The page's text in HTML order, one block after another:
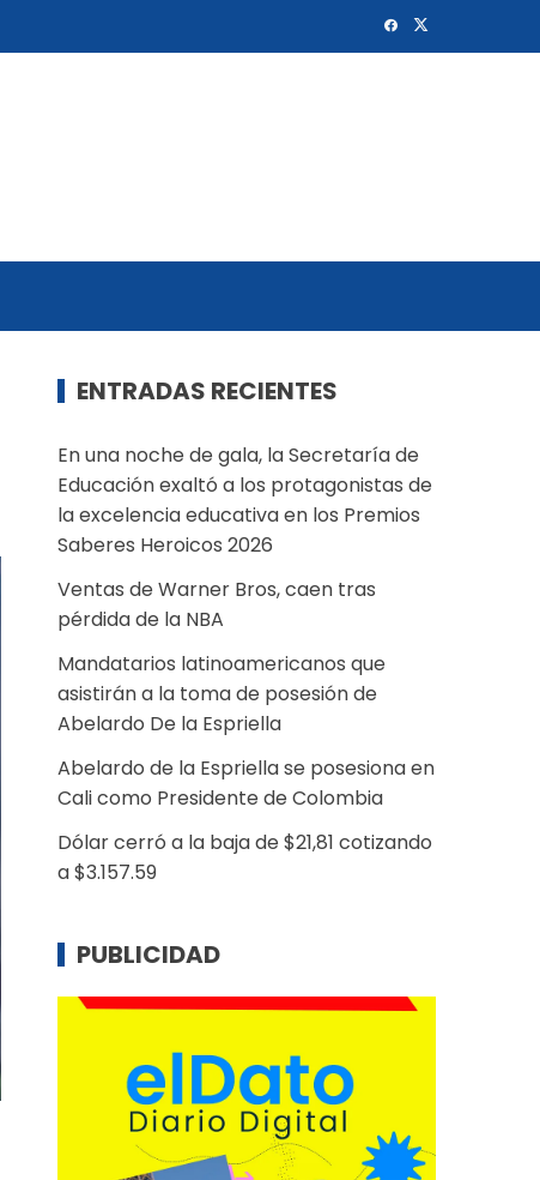
ENTRADAS RECIENTES
En una noche de gala, la Secretaría de
Educación exaltó a los protagonistas de
la excelencia educativa en los Premios
Saberes Heroicos 2026
Ventas de Warner Bros, caen tras
pérdida de la NBA
Mandatarios latinoamericanos que
asistirán a la toma de posesión de
Abelardo De la Espriella
Abelardo de la Espriella se posesiona en
Cali como Presidente de Colombia
Dólar cerró a la baja de $21,81 cotizando
a $3.157.59
PUBLICIDAD